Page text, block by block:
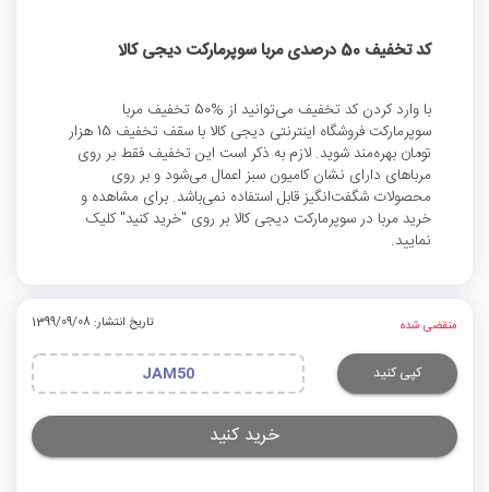
کد تخفیف 50 درصدی مربا سوپرمارکت دیجی کالا
با وارد کردن کد تخفیف می‌توانید از %50 تخفیف مربا
سوپرمارکت فروشگاه اینترنتی دیجی کالا با سقف تخفیف 15 هزار
تومان بهره‌مند شوید. لازم به ذکر است این تخفیف فقط بر روی
مرباهای دارای نشان کامیون سبز اعمال می‌شود و بر روی
محصولات شگفت‌انگیز قابل استفاده نمی‌باشد. برای مشاهده و
خرید مربا در سوپرمارکت دیجی کالا بر روی "خرید کنید" کلیک
نمایید.
منقضی شده تاریخ انتشار: 1399/09/08
کپی کنید JAM50
خرید کنید